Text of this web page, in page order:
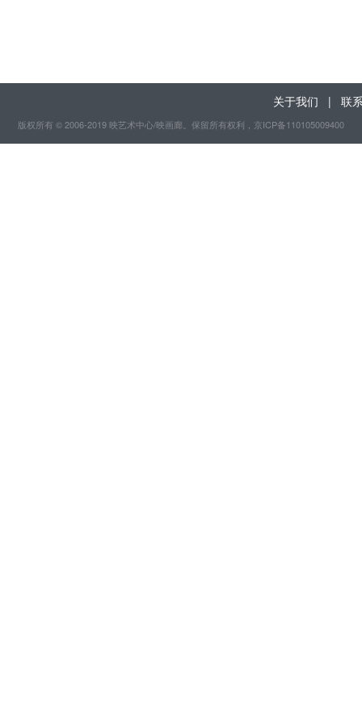
关于我们 | 联
版权所有 © 2006-2019 映艺术中心/映画廊。保留所有权利 ，京ICP备110105009400